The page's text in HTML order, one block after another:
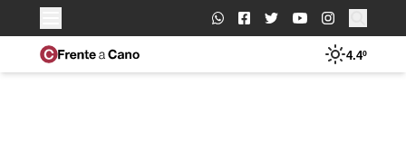
Buscar:
4.4º